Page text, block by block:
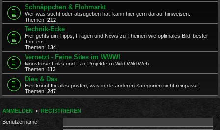
Schnäppchen & Flohmarkt
Wer was sucht oder abzugeben hat, kann hier gern darauf hinweisen.
Themen: 212
Technik-Ecke
Hier gehts um Tipps, Fragen und News zu Themen wie optimales Bild, bester
Ton, etc.
Themen: 134
Vernetzt - Feine Sites im WWW!
Monströse Links und Fan-Projekte im Wild Wild Web.
Themen: 113
Dies & Das
Hier könnt Ihr alles posten, was in die anderen Kategorien nicht reinpasst.
Themen: 247
ANMELDEN • REGISTRIEREN
Benutzername: